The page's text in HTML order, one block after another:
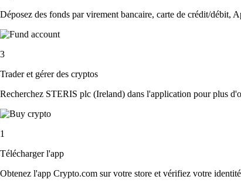
Déposez des fonds par virement bancaire, carte de crédit/débit,
3
Trader et gérer des cryptos
Recherchez STERIS plc (Ireland) dans l'application pour plus
1
Télécharger l'app
Obtenez l'app Crypto.com sur votre store et vérifiez votre